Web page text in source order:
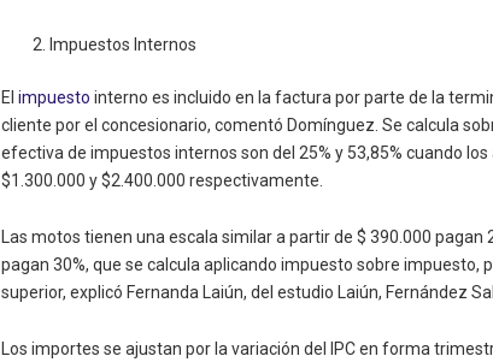
Impuestos Internos
El impuesto interno es incluido en la factura por parte de la
cliente por el concesionario, comentó Domínguez. Se calcula
efectiva de impuestos internos son del 25% y 53,85% cuando los
$1.300.000 y $2.400.000 respectivamente.
Las motos tienen una escala similar a partir de $ 390.000 pagan
pagan 30%, que se calcula aplicando impuesto sobre impuesto,
superior, explicó Fernanda Laiún, del estudio Laiún, Fernández
Los importes se ajustan por la variación del IPC en forma